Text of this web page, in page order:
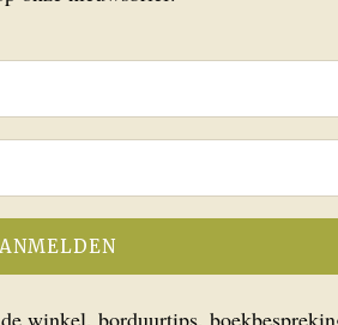
winkel, borduurtips,